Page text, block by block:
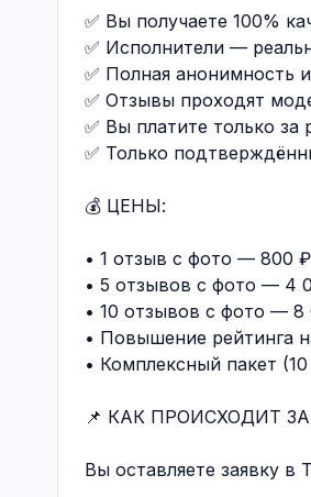
✅ Вы получаете 100%
✅ Исполнители —
✅ Полная анонимность
✅ Отзывы проходят
✅ Вы платите только за
✅ Только
💰 ЦЕНЫ:
• 1 отзыв с фото — 800 ₽
• 5 отзывов с фото — 4
• 10 отзывов с фото — 8
• Повышение рейтинга
• Комплексный пакет
📌 КАК ПРОИСХОДИТ
Вы оставляете заявку в